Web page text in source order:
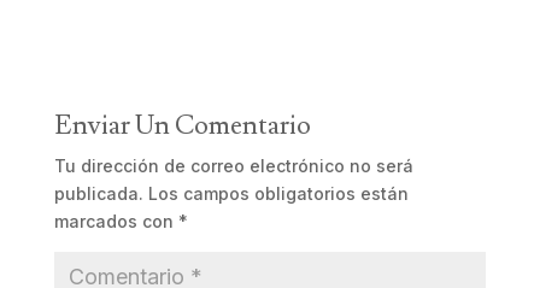
Enviar Un Comentario
Tu dirección de correo electrónico no será
publicada. Los campos obligatorios están
marcados con *